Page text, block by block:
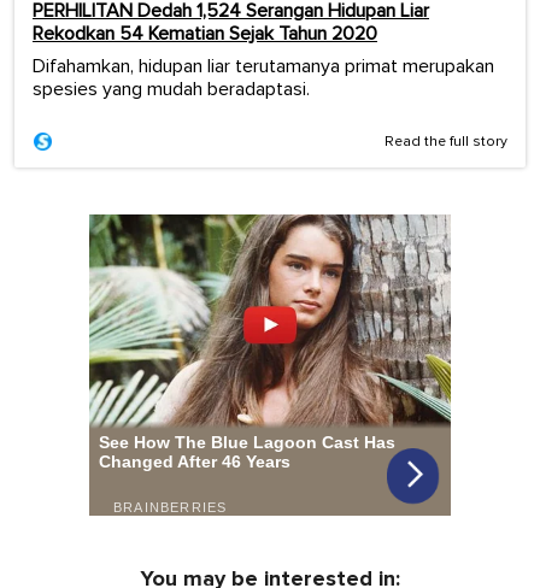
PERHILITAN Dedah 1,524 Serangan Hidupan Liar
Rekodkan 54 Kematian Sejak Tahun 2020
Difahamkan, hidupan liar terutamanya primat merupakan
spesies yang mudah beradaptasi.
Read the full story
You may be interested in: